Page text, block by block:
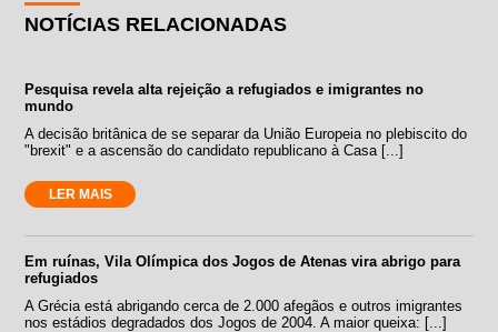
NOTÍCIAS RELACIONADAS
Pesquisa revela alta rejeição a refugiados e imigrantes no
mundo
A decisão britânica de se separar da União Europeia no plebiscito do
"brexit" e a ascensão do candidato republicano à Casa [...]
LER MAIS
Em ruínas, Vila Olímpica dos Jogos de Atenas vira abrigo para
refugiados
A Grécia está abrigando cerca de 2.000 afegãos e outros imigrantes
nos estádios degradados dos Jogos de 2004. A maior queixa: [...]